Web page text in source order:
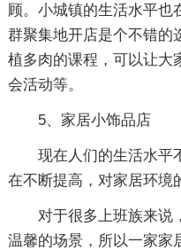
顾。小城镇的生活水平也
群聚集地开店是个不错的
植多肉的课程，可以让大
会活动等。
5、家居小饰品店
现在人们的生活水平
在不断提高，对家居环境
对于很多上班族来说
温馨的场景，所以一家家